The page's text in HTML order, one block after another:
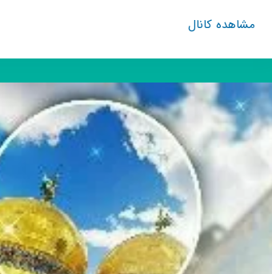
مشاهده کانالکانال
🌸
مذهبی
حدیث
.گرافی